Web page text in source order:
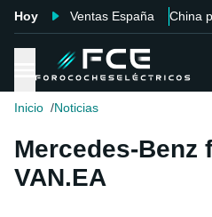
Hoy Ventas España China
Inicio Noticias
Mercedes-Benz
VAN.EA